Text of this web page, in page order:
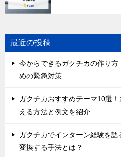
最近の投稿
今からできるガクチカの作り
めの緊急対策
ガクチカおすすめテーマ10選
える方法と例文を紹介
ガクチカでインターン経験を
変換する手法とは？